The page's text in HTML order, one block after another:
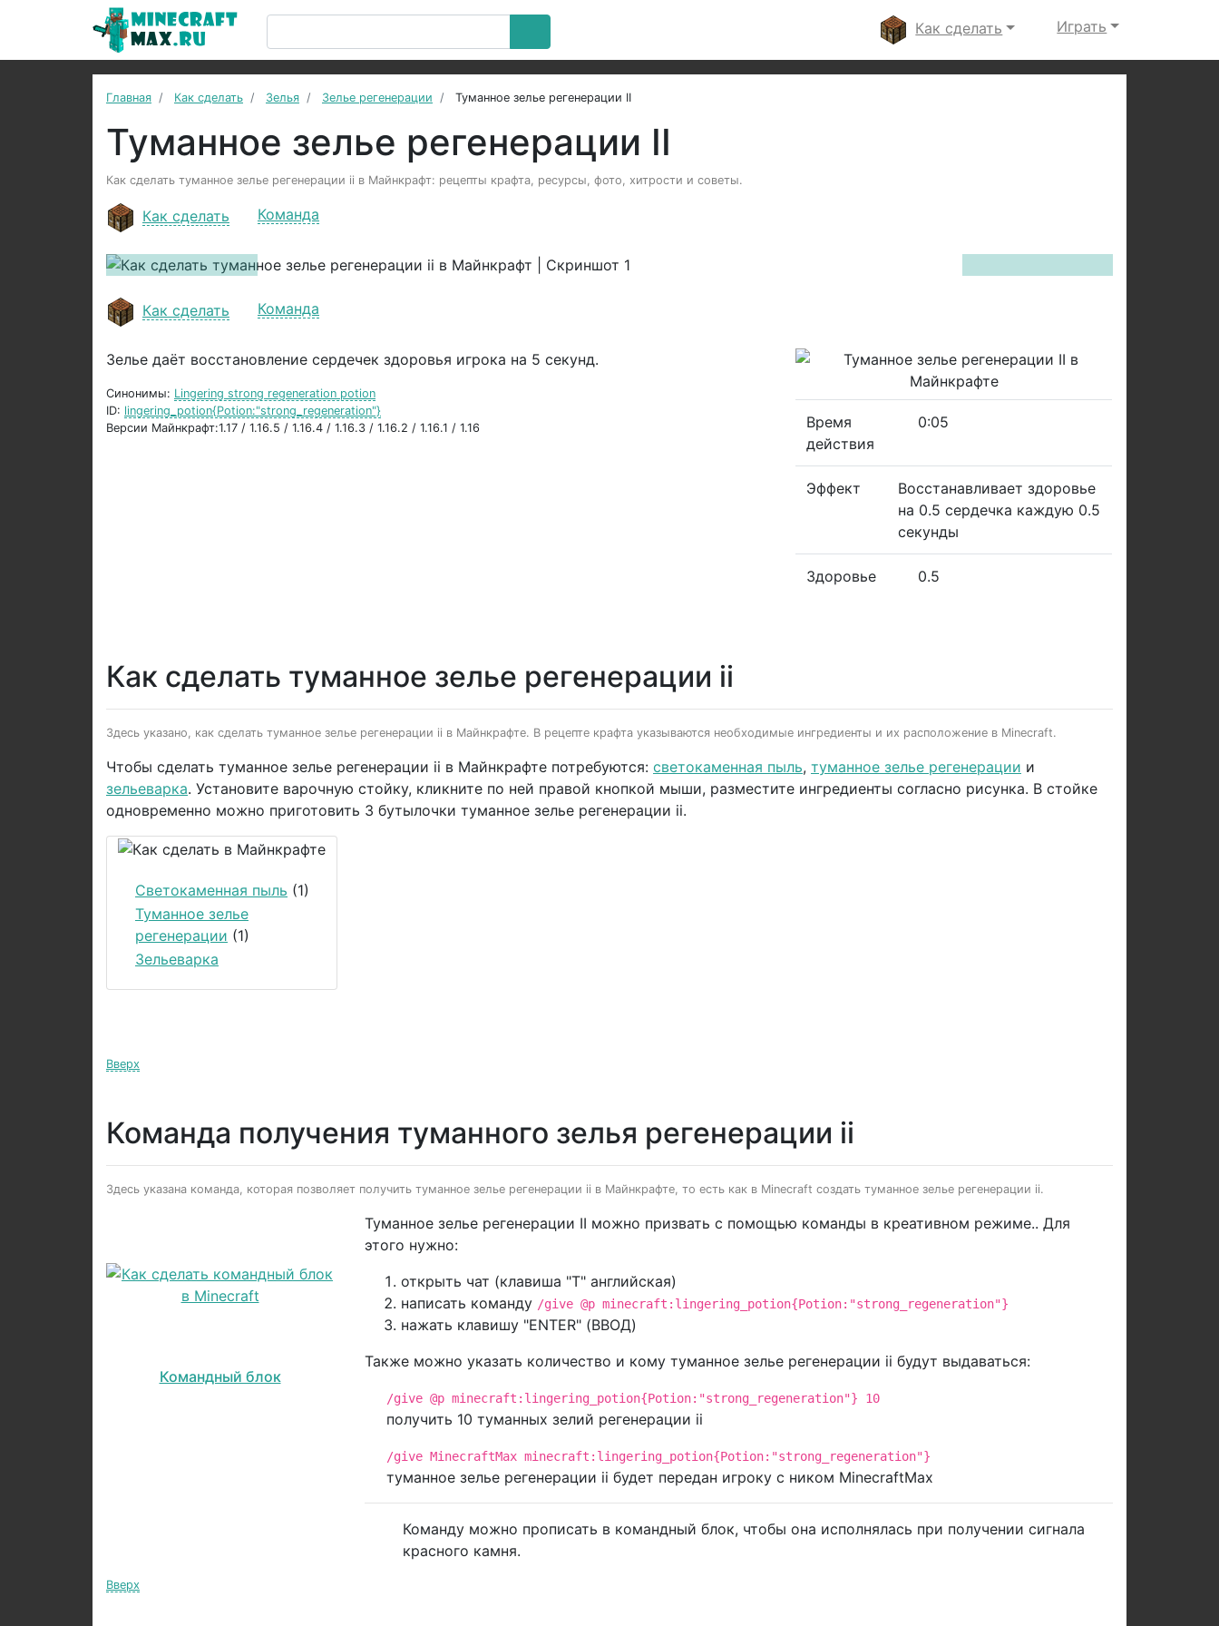
Как сделать Играть
Главная Как сделать Зелья Зелье регенерации Туманное зелье регенерации II
Туманное зелье регенерации II
Как сделать туманное зелье регенерации ii в Майнкрафт: рецепты крафта, ресурсы, фото, хитрости и советы.
Как сделать Команда
Previous
Next
Как сделать
Команда
Зелье даёт восстановление сердечек здоровья игрока на 5 секунд.
Синонимы: Lingering strong regeneration potion
ID: lingering_potion{Potion:"strong_regeneration"}
Версии Майнкрафт:1.17 / 1.16.5 / 1.16.4 / 1.16.3 / 1.16.2 / 1.16.1 / 1.16
Время
действия
0:05
Эффект
Восстанавливает здоровье
на 0.5 сердечка каждую 0.5
секунды
Здоровье 0.5
Как сделать туманное зелье регенерации ii
Здесь указано, как сделать туманное зелье регенерации ii в Майнкрафте. В рецепте крафта указываются необходимые ингредиенты и их расположение в Minecraft.
Чтобы сделать туманное зелье регенерации ii в Майнкрафте потребуются: светокаменная пыль, туманное зелье регенерации и
зельеварка. Установите варочную стойку, кликните по ней правой кнопкой мыши, разместите ингредиенты согласно рисунка. В стойке
одновременно можно приготовить 3 бутылочки туманное зелье регенерации ii.
Светокаменная пыль (1)
Туманное зелье
регенерации (1)
Зельеварка
Вверх
Команда получения туманного зелья регенерации ii
Здесь указана команда, которая позволяет получить туманное зелье регенерации ii в Майнкрафте, то есть как в Minecraft создать туманное зелье регенерации ii.
Командный блок
Туманное зелье регенерации II можно призвать с помощью команды в креативном режиме.. Для
этого нужно:
открыть чат (клавиша "T" английская)
написать команду /give @p minecraft:lingering_potion{Potion:"strong_regeneration"}
нажать клавишу "ENTER" (ВВОД)
Также можно указать количество и кому туманное зелье регенерации ii будут выдаваться:
/give @p minecraft:lingering_potion{Potion:"strong_regeneration"} 10
получить 10 туманных зелий регенерации ii
/give MinecraftMax minecraft:lingering_potion{Potion:"strong_regeneration"}
туманное зелье регенерации ii будет передан игроку с ником MinecraftMax
Команду можно прописать в командный блок, чтобы она исполнялась при получении сигнала
красного камня.
Вверх